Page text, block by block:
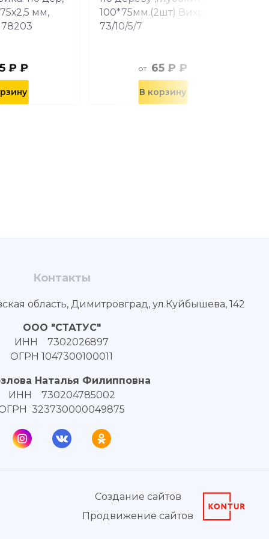
75х2,5 мм,
78203
₽ ₽
100*75мм.(2шт) Вихрь
73/10/5/7
от 65 ₽ ₽
В корзину
Контакты
область, Димитровград, ул.Куйбышева, 142
ООО "СТАТУС"
ИНН 7302026897
ОГРН 1047300100011
Наталья Филипповна
ИНН 730204785002
323730000049875
Создание сайтов
Продвижение сайтов